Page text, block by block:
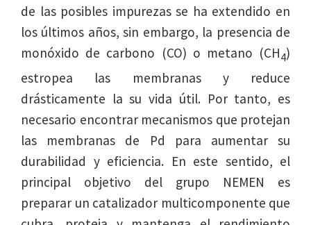
de las posibles impurezas se ha extendido en
los últimos años, sin embargo, la presencia de
monóxido de carbono (CO) o metano (CH4)
estropea las membranas y reduce
drásticamente la su vida útil. Por tanto, es
necesario encontrar mecanismos que protejan
las membranas de Pd para aumentar su
durabilidad y eficiencia. En este sentido, el
principal objetivo del grupo NEMEN es
preparar un catalizador multicomponente que